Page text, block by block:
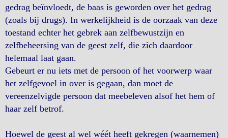
gedrag beïnvloedt, de baas is geworden over het gedrag
(zoals bij drugs). In werkelijkheid is de oorzaak van deze
toestand echter het gebrek aan zelfbewustzijn en
zelfbeheersing van de geest zelf, die zich daardoor
helemaal laat gaan.
Gebeurt er nu iets met de persoon of het voorwerp waar
het zelfgevoel in over is gegaan, dan moet de
vereenzelvigde persoon dat meebeleven alsof het hem of
haar zelf betrof.
Hoewel de geest al wel wéét heeft gekregen (waarnemen)